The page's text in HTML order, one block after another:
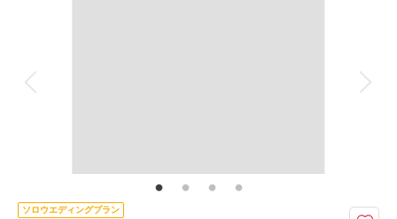
今の自分を残したい、いつもよりきれいな自分を楽しんでください
「自分へのご褒美」や「記念日」など。たくさんある衣裳からこだわりの1
ソロウエディングプラン